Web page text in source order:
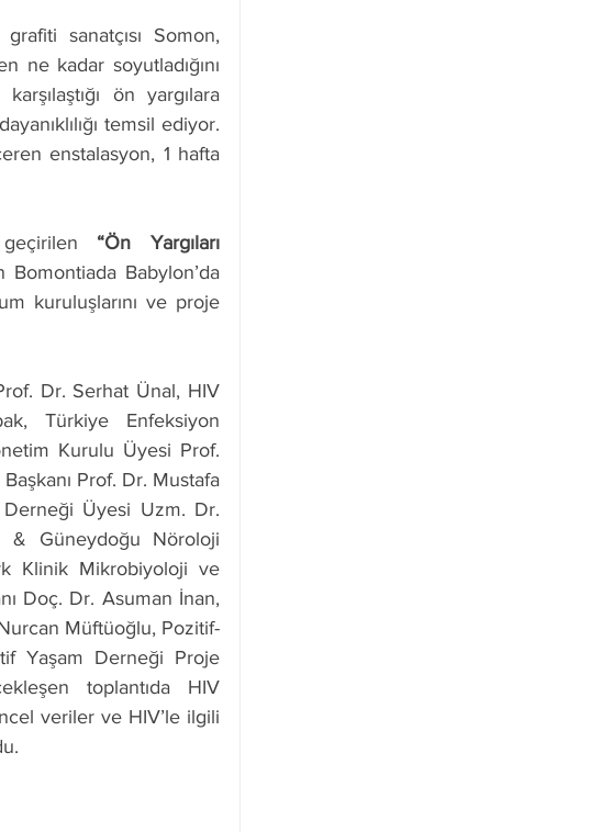
sanatçısı Somon,
ne kadar soyutladığını
ön yargılara
temsil ediyor.
enstalasyon, 1 hafta
“Ön Yargıları
Babylon’da
kuruluşlarını ve proje
Dr. Serhat Ünal, HIV
Türkiye Enfeksiyon
Kurulu Üyesi Prof.
Prof. Dr. Mustafa
Üyesi Uzm. Dr.
& Güneydoğu Nöroloji
Klinik Mikrobiyoloji ve
Doç. Dr. Asuman İnan,
Müftüoğlu, Pozitif-
Yaşam Derneği Proje
toplantıda HIV
veriler ve HIV’le ilgili